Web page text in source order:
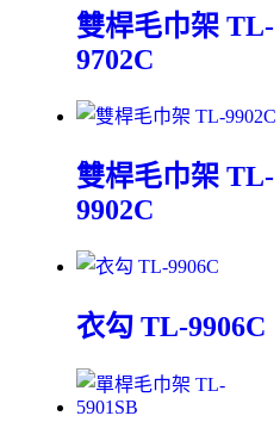
雙桿毛巾架 TL-
9702C
雙桿毛巾架 TL-
9902C
衣勾 TL-9906C